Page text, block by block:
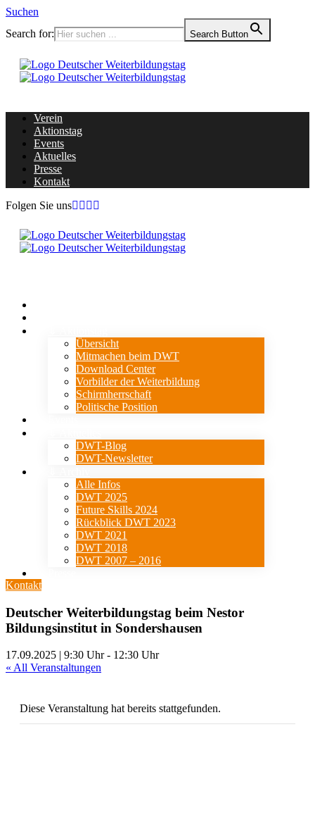
Suchen
Search for:
Search Button
Verein
Aktionstag
Events
Aktuelles
Presse
Kontakt
Folgen Sie uns
Übersicht
Mitmachen beim DWT
Download Center
Vorbilder der Weiterbildung
Schirmherrschaft
Politische Position
DWT-Blog
DWT-Newsletter
Alle Infos
DWT 2025
Future Skills 2024
Rückblick DWT 2023
DWT 2021
DWT 2018
DWT 2007 – 2016
Kontakt
Deutscher Weiterbildungstag beim Nestor
Bildungsinstitut in Sondershausen
17.09.2025 | 9:30 Uhr- 12:30 Uhr
« All Veranstaltungen
Diese Veranstaltung hat bereits stattgefunden.